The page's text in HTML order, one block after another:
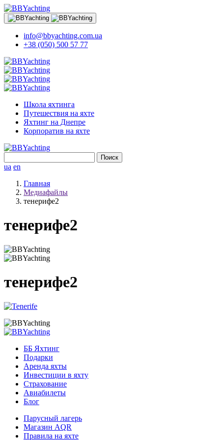
info@bbyachting.com.ua
+38 (050) 500 57 77
Школа яхтинга
Путешествия на яхте
Яхтинг на Днепре
Корпоратив на яхте
ua en
Главная
Медиафайлы
тенерифе2
тенерифе2
тенерифе2
ББ Яхтинг
Подарки
Аренда яхты
Инвестиции в яхту
Страхование
Авиабилеты
Блог
Парусный лагерь
Магазин AQR
Правила на яхте